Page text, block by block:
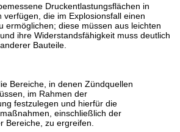
Druckentlastungsflächen in
verfügen, die im Explosionsfall einen
ermöglichen; diese müssen aus leichten
ihre Widerstandsfähigkeit muss deutlich
Bauteile.
Bereiche, in denen Zündquellen
im Rahmen der
festzulegen und hierfür die
einschließlich der
Bereiche, zu ergreifen.